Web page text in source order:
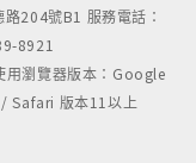
204號B1 服務電話：
8921
用瀏覽器版本：Google
Safari 版本11以上